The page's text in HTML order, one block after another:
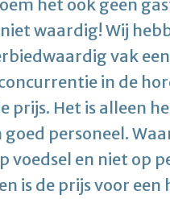
het ook geen
waardig! Wij
vak
in de
prijs. Het is alleen
personeel.
voedsel en niet op
is de prijs voor